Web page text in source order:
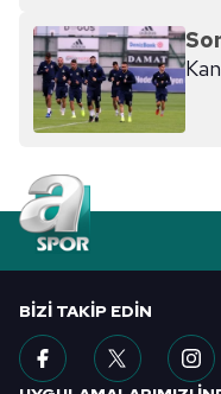
BIZI TAKIP EDIN